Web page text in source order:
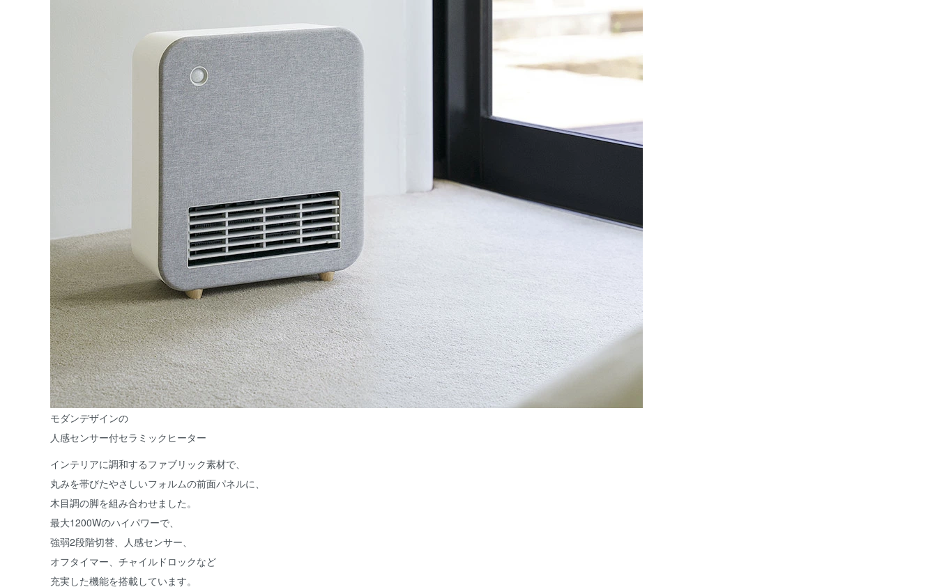
モダンデザインの
人感センサー付セラミックヒーター
インテリアに調和するファブリック素材で、
丸みを帯びたやさしいフォルムの前面パネルに、
木目調の脚を組み合わせました。
最大1200Wのハイパワーで、
強弱2段階切替、人感センサー、
オフタイマー、チャイルドロックなど
充実した機能を搭載しています。